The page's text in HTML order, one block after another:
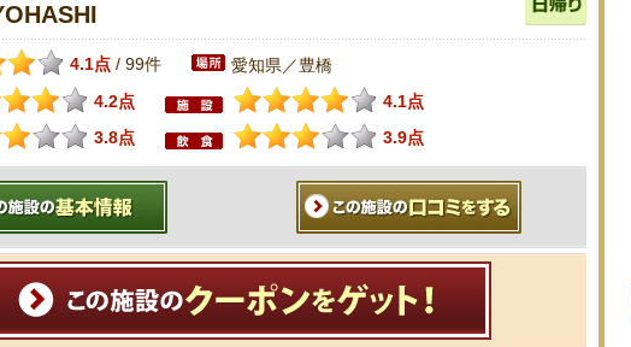
4.1点 / 99件 愛知県／豊橋
4.2点
4.1点
3.8点
3.9点